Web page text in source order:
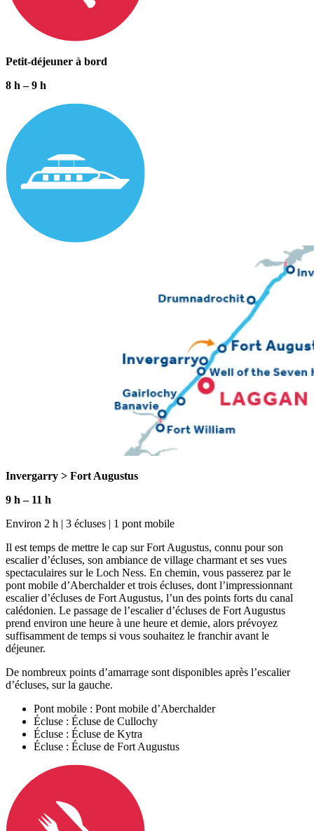
Petit-déjeuner à bord
8 h– 9 h
Invergarry > Fort Augustus
9 h– 11 h
Environ 2 h | 3 écluses | 1 pont mobile
Il est temps de mettre le cap sur Fort Augustus, connu pour son
escalier d’écluses, son ambiance de village charmant et ses vues
spectaculaires sur le Loch Ness. En chemin, vous passerez par le
pont mobile d’Aberchalder et trois écluses, dont l’impressionnant
escalier d’écluses de Fort Augustus, l’un des points forts du canal
calédonien. Le passage de l’escalier d’écluses de Fort Augustus
prend environ une heure à une heure et demie, alors prévoyez
suffisamment de temps si vous souhaitez le franchir avant le
déjeuner.
De nombreux points d’amarrage sont disponibles après l’escalier
d’écluses, sur la gauche.
Pont mobile : Pont mobile d’Aberchalder
Écluse : Écluse de Cullochy
Écluse : Écluse de Kytra
Écluse : Écluse de Fort Augustus